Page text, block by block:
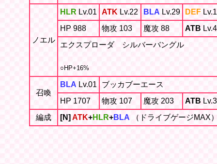
ノエル
HLR Lv.01 ATK Lv.22 BLA Lv.29 DEF
HP 988
物攻 103 魔攻 88 ATB Lv.4
エクスプローダ シルバーバングル
○HP+16%
召喚
BLA Lv.01
ブッカブーエース
HP 1707
物攻 107 魔攻 203 ATB Lv.3
編成
[N] ATK+HLR+BLA （ドライブゲージMAX